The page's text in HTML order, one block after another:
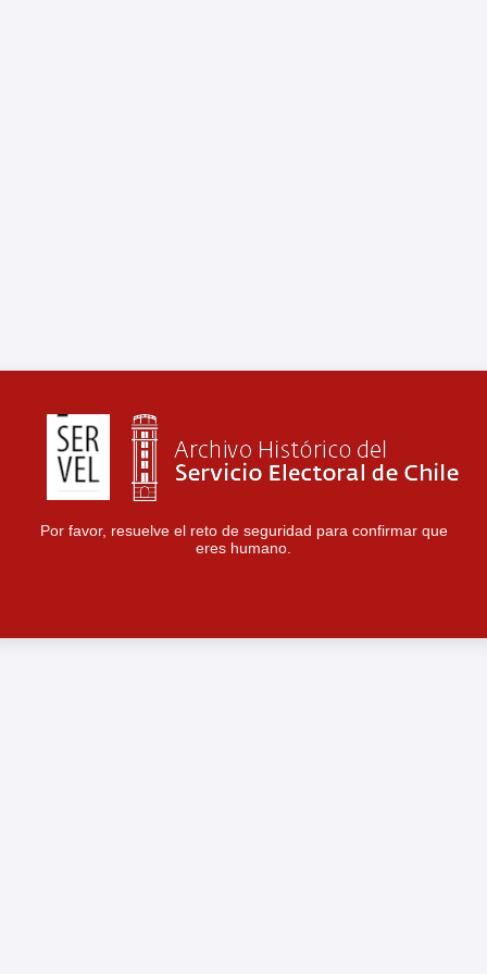
Por favor, resuelve el reto de seguridad para confirmar que
eres humano.